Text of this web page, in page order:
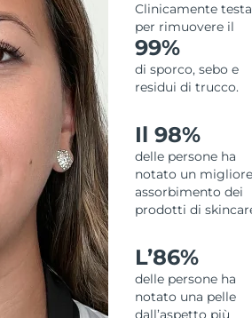
Clinicamente
per rimuovere il
99%
di sporco, sebo e
residui di trucco.
Il 98%
delle persone ha
notato un migliore
assorbimento dei
prodotti di
L’86%
delle persone ha
notato una pelle
dall’aspetto più